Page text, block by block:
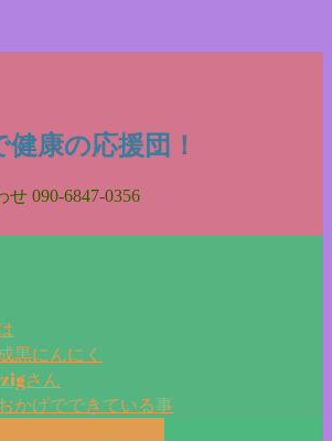
康の応援団！
せ 090-6847-0356
黒にんにく
さん
かげでできている事